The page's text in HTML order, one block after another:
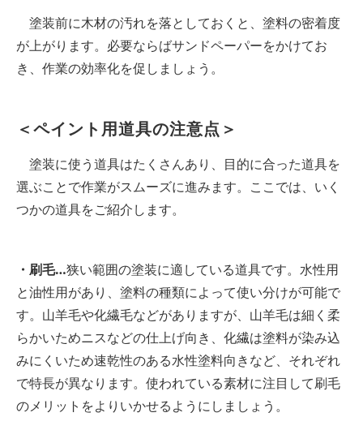
塗装前に木材の汚れを落としておくと、塗料の密着度
が上がります。必要ならばサンドペーパーをかけてお
き、作業の効率化を促しましょう。
＜ペイント用道具の注意点＞
塗装に使う道具はたくさんあり、目的に合った道具を
選ぶことで作業がスムーズに進みます。ここでは、いく
つかの道具をご紹介します。
・刷毛…狭い範囲の塗装に適している道具です。水性用
と油性用があり、塗料の種類によって使い分けが可能で
す。山羊毛や化繊毛などがありますが、山羊毛は細く柔
らかいためニスなどの仕上げ向き、化繊は塗料が染み込
みにくいため速乾性のある水性塗料向きなど、それぞれ
で特長が異なります。使われている素材に注目して刷毛
のメリットをよりいかせるようにしましょう。